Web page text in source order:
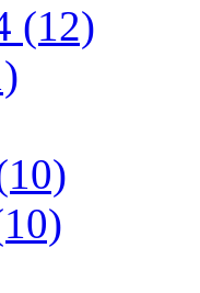
(12)